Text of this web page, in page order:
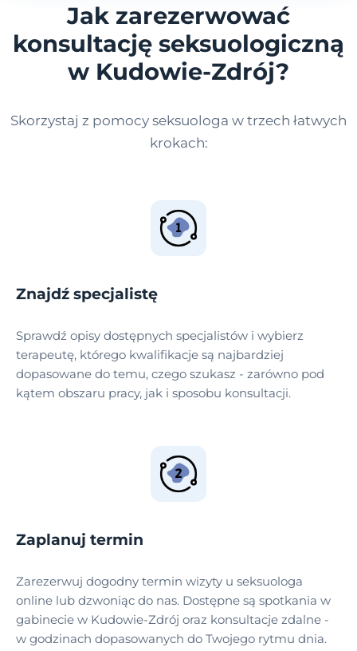
Jak zarezerwować
konsultację seksuologiczną
w Kudowie-Zdrój?
Skorzystaj z pomocy seksuologa w trzech łatwych
krokach:
Znajdź specjalistę
Sprawdź opisy dostępnych specjalistów i wybierz
terapeutę, którego kwalifikacje są najbardziej
dopasowane do temu, czego szukasz - zarówno pod
kątem obszaru pracy, jak i sposobu konsultacji.
Zaplanuj termin
Zarezerwuj dogodny termin wizyty u seksuologa
online lub dzwoniąc do nas. Dostępne są spotkania w
gabinecie w Kudowie-Zdrój oraz konsultacje zdalne -
w godzinach dopasowanych do Twojego rytmu dnia.